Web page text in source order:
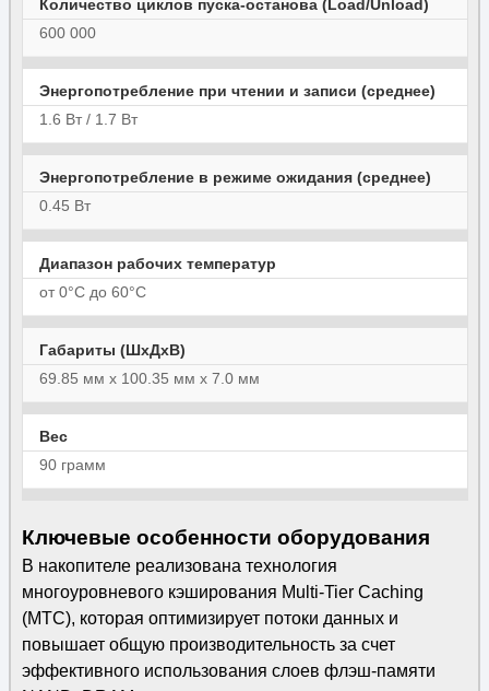
Количество циклов пуска-останова (Load/Unload)
600 000
Энергопотребление при чтении и записи (среднее)
1.6 Вт / 1.7 Вт
Энергопотребление в режиме ожидания (среднее)
0.45 Вт
Диапазон рабочих температур
от 0°C до 60°C
Габариты (ШxДxВ)
69.85 мм x 100.35 мм x 7.0 мм
Вес
90 грамм
Ключевые особенности оборудования
В накопителе реализована технология
многоуровневого кэширования Multi-Tier Caching
(MTC), которая оптимизирует потоки данных и
повышает общую производительность за счет
эффективного использования слоев флэш-памяти